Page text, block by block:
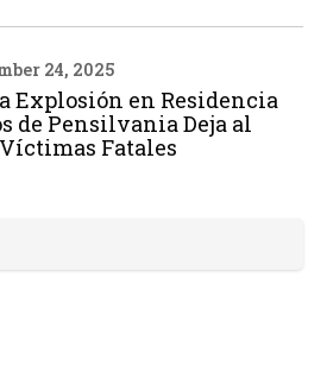
24, 2025
Explosión en Residencia
de Pensilvania Deja al
Fatales